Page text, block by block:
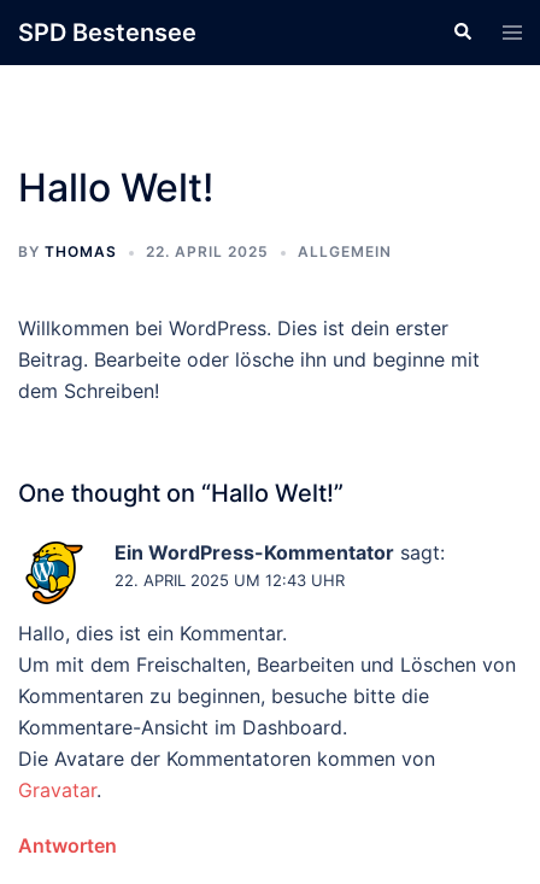
SPD Bestensee
Hallo Welt!
BY THOMAS 22. APRIL 2025 ALLGEMEIN
Willkommen bei WordPress. Dies ist dein erster
Beitrag. Bearbeite oder lösche ihn und beginne mit
dem Schreiben!
One thought on “Hallo Welt!”
Ein WordPress-Kommentator sagt:
22. APRIL 2025 UM 12:43 UHR
Hallo, dies ist ein Kommentar.
Um mit dem Freischalten, Bearbeiten und Löschen von
Kommentaren zu beginnen, besuche bitte die
Kommentare-Ansicht im Dashboard.
Die Avatare der Kommentatoren kommen von
Gravatar.
Antworten